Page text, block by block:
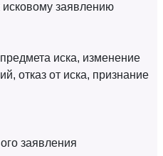
заявлению
иска, изменение
отказ от иска, признание
заявления